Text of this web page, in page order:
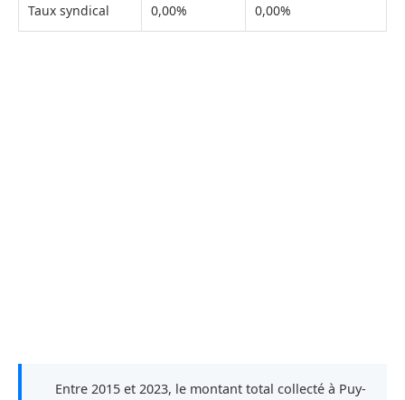
Taux syndical 0,00% 0,00%
Entre 2015 et 2023, le montant total collecté à Puy-